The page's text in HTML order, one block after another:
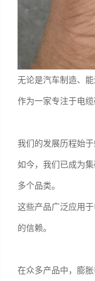
无论是汽车制造、
作为一家专注于电
我们的发展历程始
如今，我们已成为
多个品类。
这些产品广泛应用
的信赖。
在众多产品中，膨